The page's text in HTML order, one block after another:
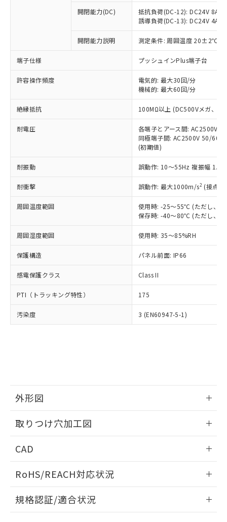
開閉能力(DC)
抵抗負荷(DC-12): DC24V 8A/
誘導負荷(DC-13): DC24V 4A/
開閉能力説明 測定条件: 周囲温度 20±2℃、
端子仕様 プッシュインPlus端子台
許容操作頻度
電気的: 最大30回/分
機械的: 最大60回/分
絶縁抵抗 100MΩ以上 (DC500Vメガ、点
耐電圧
各端子とアース間: AC2500V
同極端子間: AC2500V 50/
(初期値)
耐振動 誤動作: 10～55Hz 複振幅
耐衝撃 誤動作: 最大1000m/s2 (接点
周囲温度範囲
使用時: -25～55℃ (ただし、氷
保存時: -40～80℃ (ただし、氷
周囲湿度範囲 使用時: 35～85%RH
保護構造 パネル前面: IP66
感電保護クラス Class II
PTI（トラッキング特性） 175
汚染度 3 (EN60947-5-1)
外形図
取りつけ穴加工図
CAD
ドすることができます。
ログイン/会員登録
RoHS/REACH対応状況
EU RoHS 注意事項・凡例
規格認証/適合状況
ことをご了承ください。
在庫状況および標準価格照会結果は、
記載している更新日時点での社内デー
タに基づき作成されるものであり、閲
覧された時点での実際の在庫および標
準価格とは異なる場合があることをご
正式な納期状況および標準価格はお客
様のお取引先、またはお客様担当のオ
ムロン制御機器販売店・当社販売員に
オムロン制御機器販売店や当社販売拠
販売ネットワーク
」をご確認
在庫状況および標準価格結果を当社の
事前の承諾なく第三者に漏洩または開
示しないようお願いします。
マイパーツ機能（部品リスト作成サー
ビス）をご利用いただくには、I-Web
メンバーズにご登録されている必要が
お客様が当ウェブサイト上で当社にご
登録された部品リストについて、当社
および当社の共同利用者が、当社の製
品・サービスに関するお客様との取
引・商談に必要な範囲で利用すること
※当社の共同利用者とは、"個人情報
の「1.共同利
用者の範囲」に記載されている法人を
いたものが、含有品と判明した場合などや
むを得ず変更することがあります。
*EU RoHS指令（10物質）：
鉛(Pb) 1000ppm以下、 水銀(Hg) 1000ppm以下、 カド
六価クロム(Cr(Ⅵ)) 1000ppm以下、ポリ臭化ビフェニル
類(PBB) 1000ppm以下、ポリ臭化ジフェニルエーテル類
(PBDE) 1000ppm以下、フタル酸ビス(2-エチルヘキシ
ル) (DEHP)(別名：DOP) 1000ppm以下、フタル酸ブチ
ルベンジル（BBP） 1000ppm以下、フタル酸ジブチル
（DBP） 1000ppm以下、フタル酸ジイソブチル
(DIBP) 1000ppm以下
但し、RoHS指令で産業用監視および制御機器に対する
フタル酸エステル類の４物質については閾値を超える意
図的な使用がないことを確認しています。
部品在庫の切り替え状況などにより、予定
月が前後することがあります。
※3 非含有証明書ダウンロード
下記の非含有証明書をダウンロードするこ
とができます。
EU RoHS指令（10物質）の非含有証明書
51物質の非含有証明書（当社基準）
※本証明書は発行日時点で非含有を証明す
るもので、過去に遡って非含有を証明する
していることから、特段のことがない限
り、2022年1月12日より割愛しておりま
す。
基準値を超えていることを示します。
「－」：未確認です。当社販売部門へお問
ム) : 100ppm、
Cr(Ⅵ)(六価クロム) : 1000ppm、 PBBs(ポリ臭化ビフェ
ニル類) : 1000ppm、 PBDEs(ポリ臭化ジフェニルエーテ
ル類) : 1000ppm、
DBP(フタル酸ジブチル) : 1000ppm、 DIBP(フタル酸ジ
イソブチル) : 1000ppm、 BBP(フタル酸ブチルベンジ
ル) : 1000ppm、
DEHP(フタル酸ビス(2-エチルヘキシル)) : 1000ppm
「ｅ」：有害物質（10物質）のすべてが基
準値以下であることを示します。
「10」：通常の使用状況下において有害物
質が外部に漏えいし、環境に深刻な影響を
及ぼさない年数を意味します。
「－」：未確認です。当社販売部門へお問
い合わせください。
当社は、これら貴社製品のうち、外国
為替および外国貿易法に定める商品
（以下｢規制貨物等」という）を輸出
または国外への提供する場合は、日本
国政府の輸出許可(または役務取引許
可)を取得するなどの必要な手続きを
当社は規制貨物を破棄する場合は、完
全に破砕するなど、違法に輸出されな
いよう必要な手段を講じます。
当社は貴社製品を、核兵器、ミサイ
ル、化学兵器、生物兵器またはその他
武器並びにこれらの製造装置等に一切
当社は、貴社製品を第三者に販売する
場合は、上記1、2および3の内容を当
該第三者に通知します。また当社は、
販売先および販売に係わる関係者が違
法に輸出するおそれがある場合は、取
り引きをいたしません。
キャンセル
説明
○ 一定数以上の在庫あり
一定数には満たないが在庫あり
在庫なし(最新の在庫状況につ
いては、お客様のお取引先、ま
たはお客様担当のオムロン制御
機器販売店・当社販売員にご確
白
受注生産機種、また在庫状況の
情報を公開していない機種